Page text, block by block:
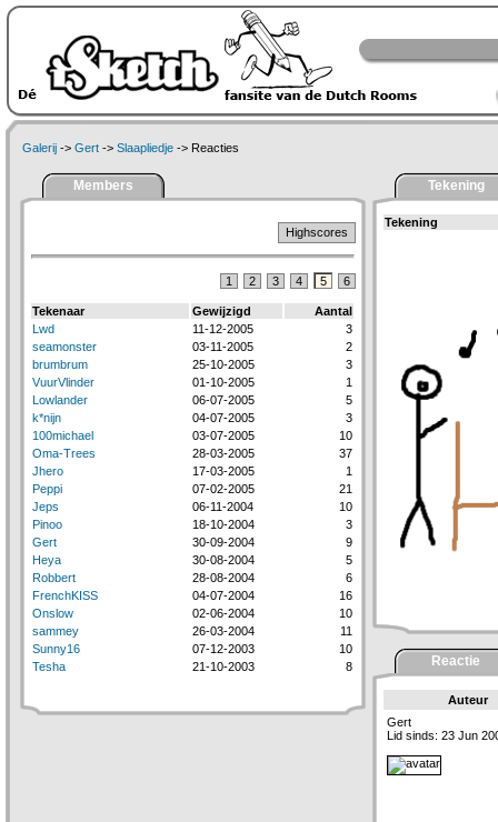
Galerij -> Gert -> Slaapliedje -> Reacties
Members
Highscores
1 2 3 4 5 6
Tekenaar Gewijzigd
Aantal
Lwd
11-12-2005
3
seamonster
03-11-2005
2
brumbrum
25-10-2005
3
VuurVlinder
01-10-2005
1
Lowlander
06-07-2005
5
k*nijn
04-07-2005
3
100michael
03-07-2005
10
Oma-Trees
28-03-2005
37
Jhero
17-03-2005
1
Peppi
07-02-2005
21
Jeps
06-11-2004
10
Pinoo
18-10-2004
3
Gert
30-09-2004
9
Heya
30-08-2004
5
Robbert
28-08-2004
6
FrenchKISS
04-07-2004
16
Onslow
02-06-2004
10
sammey
26-03-2004
11
Sunny16
07-12-2003
10
Tesha
21-10-2003 8
Tekening
Tekening
Reactie
Auteur
Gert
Lid sinds: 23 Jun